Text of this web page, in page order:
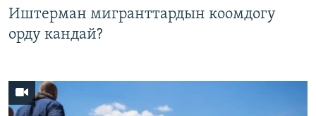
Иштерман мигранттардын коомдогу
орду кандай?